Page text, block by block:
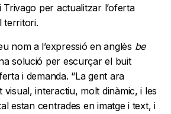
per actualitzar l’oferta
territori.
nom a l’expressió en anglès be
solució per escurçar el buit
i demanda. “La gent ara
interactiu, molt dinàmic, i les
estan centrades en imatge i text, i